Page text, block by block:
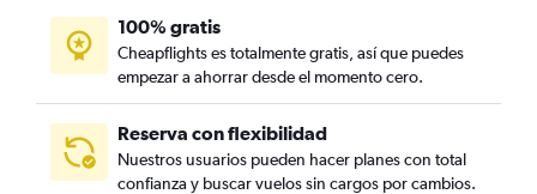
100% gratis
Cheapflights es totalmente gratis, así que puedes
empezar a ahorrar desde el momento cero.
Reserva con flexibilidad
Nuestros usuarios pueden hacer planes con total
confianza y buscar vuelos sin cargos por cambios.